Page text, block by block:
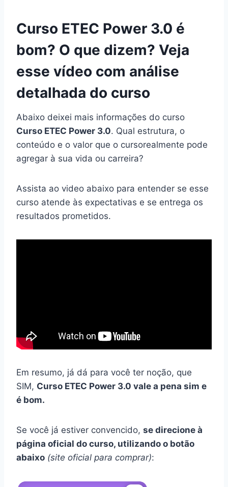
Curso ETEC Power 3.0 é
bom? O que dizem? Veja
esse vídeo com análise
detalhada do curso
Abaixo deixei mais informações do curso
Curso ETEC Power 3.0. Qual estrutura, o
conteúdo e o valor que o cursorealmente pode
agregar à sua vida ou carreira?
Assista ao video abaixo para entender se esse
curso atende às expectativas e se entrega os
resultados prometidos.
Em resumo, já dá para você ter noção, que
SIM, Curso ETEC Power 3.0 vale a pena sim e
é bom.
Se você já estiver convencido, se direcione à
página oficial do curso, utilizando o botão
abaixo (site oficial para comprar):